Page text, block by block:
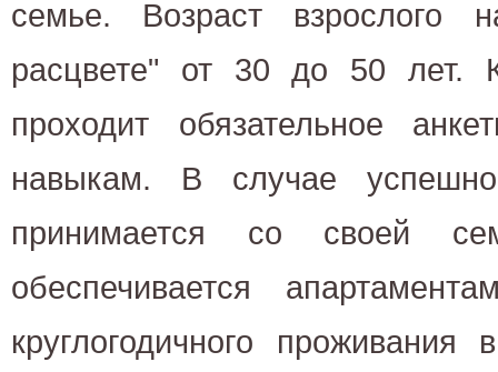
семье. Возраст взрослого
расцвете" от 30 до 50 лет.
проходит обязательное
навыкам. В случае
принимается со своей
обеспечивается
круглогодичного